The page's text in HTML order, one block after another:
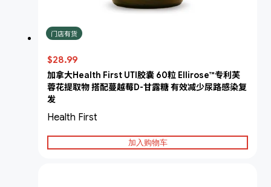
门店有货
$28.99
加拿大Health First UTI胶囊 60粒 Ellirose™专利芙
蓉花提取物 搭配蔓越莓D-甘露糖 有效减少尿路感染复
发
Health First
加入购物车